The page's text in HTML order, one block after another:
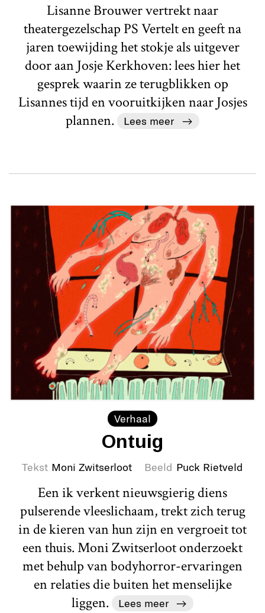
Lisanne Brouwer vertrekt naar
theatergezelschap PS Vertelt en geeft na
jaren toewijding het stokje als uitgever
door aan Josje Kerkhoven: lees hier het
gesprek waarin ze terugblikken op
Lisannes tijd en vooruitkijken naar Josjes
plannen.
Lees meer
Verhaal
Ontuig
Tekst Moni Zwitserloot Beeld Puck Rietveld
Een ik verkent nieuwsgierig diens
pulserende vleeslichaam, trekt zich terug
in de kieren van hun zijn en vergroeit tot
een thuis. Moni Zwitserloot onderzoekt
met behulp van bodyhorror-ervaringen
en relaties die buiten het menselijke
liggen.
Lees meer